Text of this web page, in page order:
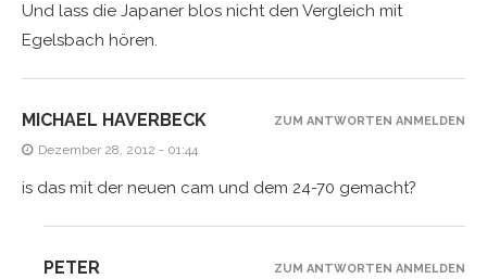
Und lass die Japaner blos nicht den Vergleich mit
Egelsbach hören.
MICHAEL HAVERBECK
Dezember 28, 2012 - 01:44
is das mit der neuen cam und dem 24-70 gemacht?
ZUM ANTWORTEN ANMELDEN
PETER ZUM ANTWORTEN ANMELDEN